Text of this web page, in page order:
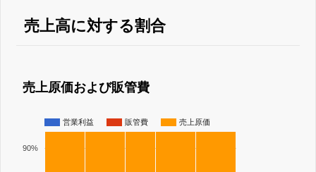
売上高に対する割合
売上原価および販管費
営業利益 販管費 売上原価
90%